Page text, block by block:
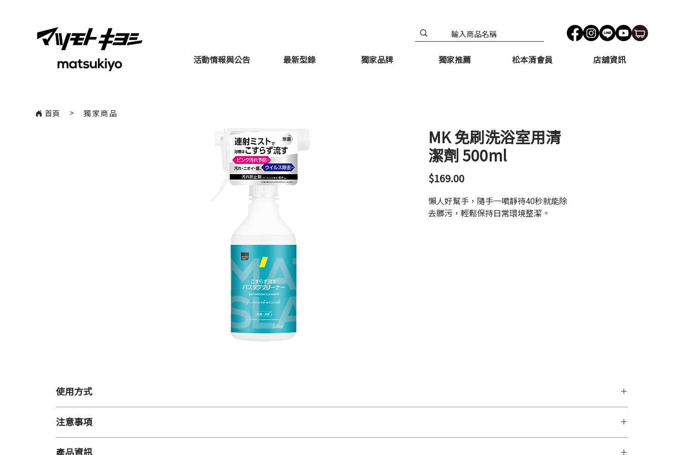
活動情報與公告 最新型錄 獨家品牌 獨家推薦 松本清會員 店舖資訊
MK 免刷洗浴室用清
潔劑 500ml
$169.00價
懶人好幫手，隨手一噴靜待40秒就能除
去髒污，輕鬆保持日常環境整潔。
使用方式
輕鬆清潔浴缸、浴室，除菌消臭。
【用 法】
使用時請將噴頭轉至[ON]，使用後請務必將噴頭轉回[OFF]位置，並直立放置。噴頭押按後可連續噴灑數秒。
注意事項
產品資訊
首頁 ​> 獨家商品